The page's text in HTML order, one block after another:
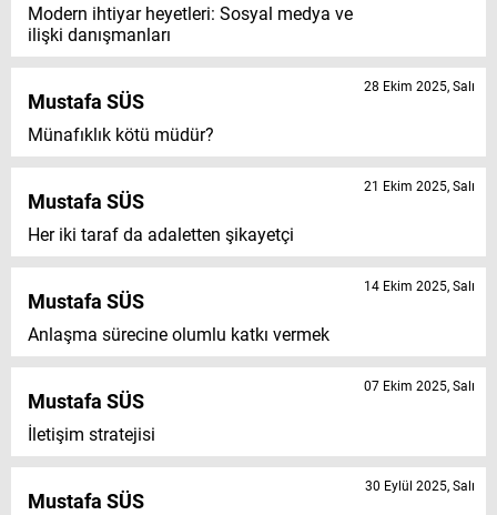
Modern ihtiyar heyetleri: Sosyal medya ve
ilişki danışmanları
Mustafa SÜS
Münafıklık kötü müdür?
28 Ekim 2025, Salı
Mustafa SÜS
Her iki taraf da adaletten şikayetçi
21 Ekim 2025, Salı
Mustafa SÜS
Anlaşma sürecine olumlu katkı vermek
14 Ekim 2025, Salı
Mustafa SÜS
İletişim stratejisi
07 Ekim 2025, Salı
Mustafa SÜS
30 Eylül 2025, Salı